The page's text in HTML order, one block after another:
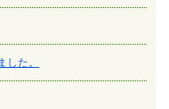
した。